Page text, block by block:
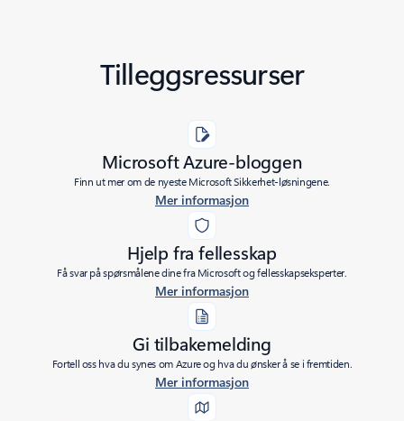
Tilleggsressurser
Microsoft Azure-bloggen
Finn ut mer om de nyeste Microsoft Sikkerhet-løsningene.
Mer informasjon
Hjelp fra fellesskap
Få svar på spørsmålene dine fra Microsoft og fellesskapseksperter.
Mer informasjon
Gi tilbakemelding
Fortell oss hva du synes om Azure og hva du ønsker å se i fremtiden.
Mer informasjon